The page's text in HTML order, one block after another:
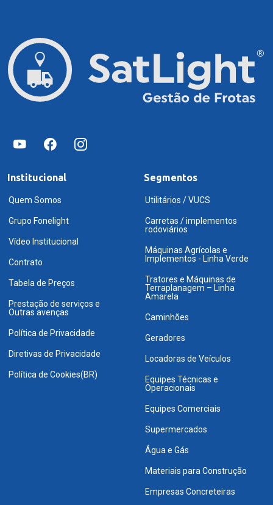
Institucional
Quem Somos
Grupo Fonelight
Vídeo Institucional
Contrato
Tabela de Preços
Prestação de serviços e
Outras avenças
Política de Privacidade
Diretivas de Privacidade
Política de Cookies(BR)
Segmentos
Utilitários / VUCS
Carretas / implementos
rodoviários
Máquinas Agrícolas e
Implementos - Linha Verde
Tratores e Máquinas de
Terraplanagem – Linha
Amarela
Caminhões
Geradores
Locadoras de Veículos
Equipes Técnicas e
Operacionais
Equipes Comerciais
Supermercados
Água e Gás
Materiais para Construção
Empresas Concreteiras